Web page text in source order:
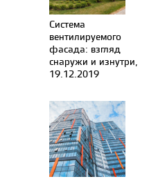
Система
вентилируемого
фасада: взгляд
снаружи и изнутри,
19.12.2019